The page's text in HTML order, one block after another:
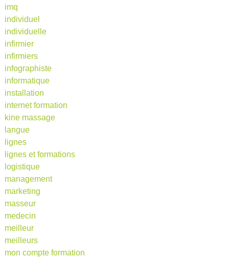
imq
individuel
individuelle
infirmier
infirmiers
infographiste
informatique
installation
internet formation
kine massage
langue
lignes
lignes et formations
logistique
management
marketing
masseur
medecin
meilleur
meilleurs
mon compte formation